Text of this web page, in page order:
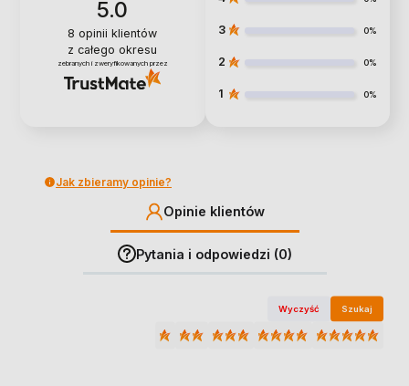
5.0
8 opinii klientów
z całego okresu
zebranych i zweryfikowanych przez
3 0%
2 0%
1 0%
Jak zbieramy opinie?
Opinie klientów
Pytania i odpowiedzi (0)
Wyczyść Szukaj